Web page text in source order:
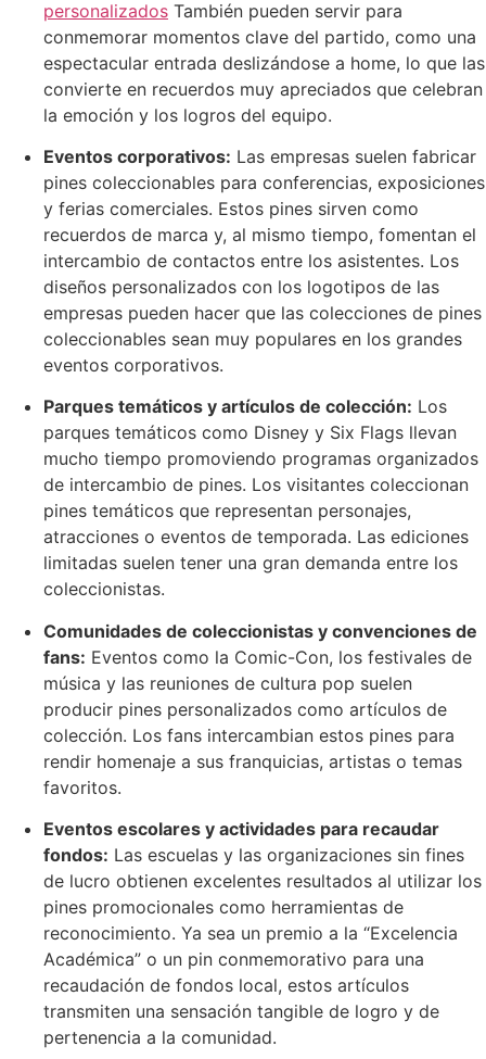
personalizados También pueden servir para
conmemorar momentos clave del partido, como una
espectacular entrada deslizándose a home, lo que las
convierte en recuerdos muy apreciados que celebran
la emoción y los logros del equipo.
Eventos corporativos: Las empresas suelen fabricar
pines coleccionables para conferencias, exposiciones
y ferias comerciales. Estos pines sirven como
recuerdos de marca y, al mismo tiempo, fomentan el
intercambio de contactos entre los asistentes. Los
diseños personalizados con los logotipos de las
empresas pueden hacer que las colecciones de pines
coleccionables sean muy populares en los grandes
eventos corporativos.
Parques temáticos y artículos de colección: Los
parques temáticos como Disney y Six Flags llevan
mucho tiempo promoviendo programas organizados
de intercambio de pines. Los visitantes coleccionan
pines temáticos que representan personajes,
atracciones o eventos de temporada. Las ediciones
limitadas suelen tener una gran demanda entre los
coleccionistas.
Comunidades de coleccionistas y convenciones de
fans: Eventos como la Comic-Con, los festivales de
música y las reuniones de cultura pop suelen
producir pines personalizados como artículos de
colección. Los fans intercambian estos pines para
rendir homenaje a sus franquicias, artistas o temas
favoritos.
Eventos escolares y actividades para recaudar
fondos: Las escuelas y las organizaciones sin fines
de lucro obtienen excelentes resultados al utilizar los
pines promocionales como herramientas de
reconocimiento. Ya sea un premio a la “Excelencia
Académica” o un pin conmemorativo para una
recaudación de fondos local, estos artículos
transmiten una sensación tangible de logro y de
pertenencia a la comunidad.